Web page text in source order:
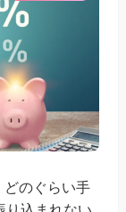
どのぐらい手